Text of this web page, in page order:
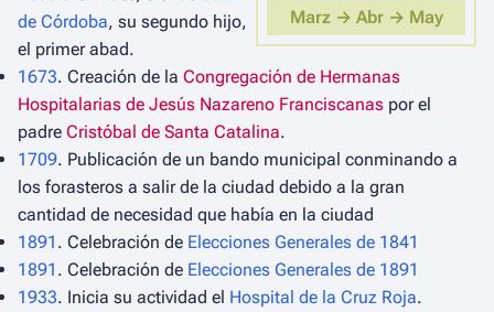
Marz → Abr → May
de Córdoba, su segundo hijo,
el primer abad.
1673. Creación de la Congregación de Hermanas
Hospitalarias de Jesús Nazareno Franciscanas por el
padre Cristóbal de Santa Catalina.
1709. Publicación de un bando municipal conminando a
los forasteros a salir de la ciudad debido a la gran
cantidad de necesidad que había en la ciudad
1891 . Celebración de Elecciones Generales de 1841
1891 . Celebración de Elecciones Generales de 1891
1933. Inicia su actividad el Hospital de la Cruz Roja.